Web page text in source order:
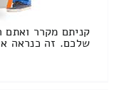
קניתם מקרר ואתם
שלכם. זה כנראה